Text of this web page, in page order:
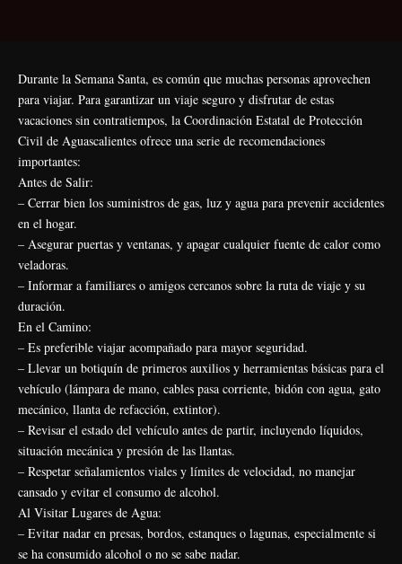
Durante la Semana Santa, es común que muchas personas aprovechen
para viajar. Para garantizar un viaje seguro y disfrutar de estas
vacaciones sin contratiempos, la Coordinación Estatal de Protección
Civil de Aguascalientes ofrece una serie de recomendaciones
importantes:
Antes de Salir:
– Cerrar bien los suministros de gas, luz y agua para prevenir accidentes
en el hogar.
– Asegurar puertas y ventanas, y apagar cualquier fuente de calor como
veladoras.
– Informar a familiares o amigos cercanos sobre la ruta de viaje y su
duración.
En el Camino:
– Es preferible viajar acompañado para mayor seguridad.
– Llevar un botiquín de primeros auxilios y herramientas básicas para el
vehículo (lámpara de mano, cables pasa corriente, bidón con agua, gato
mecánico, llanta de refacción, extintor).
– Revisar el estado del vehículo antes de partir, incluyendo líquidos,
situación mecánica y presión de las llantas.
– Respetar señalamientos viales y límites de velocidad, no manejar
cansado y evitar el consumo de alcohol.
Al Visitar Lugares de Agua:
– Evitar nadar en presas, bordos, estanques o lagunas, especialmente si
se ha consumido alcohol o no se sabe nadar.